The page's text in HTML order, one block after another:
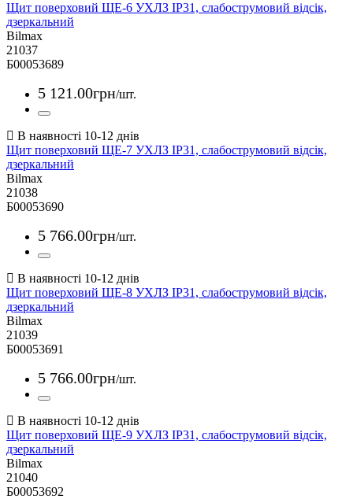
Щит поверховий ЩЕ-6 УХЛЗ IP31, слабострумовий відсік,
дзеркальний
Bilmax
21037
Б00053689
5 121.00грн/шт.
Щит поверховий ЩЕ-7 УХЛЗ IP31, слабострумовий відсік,
дзеркальний
Bilmax
21038
Б00053690
5 766.00грн/шт.
Щит поверховий ЩЕ-8 УХЛЗ IP31, слабострумовий відсік,
дзеркальний
Bilmax
21039
Б00053691
5 766.00грн/шт.
Щит поверховий ЩЕ-9 УХЛЗ IP31, слабострумовий відсік,
дзеркальний
Bilmax
21040
Б00053692